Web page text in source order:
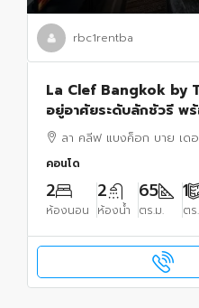
rbc1rentba
La Clef Bangkok by
อยู่อาศัยระดับลักชัวรี พ
เมตรจาก BTS ทองหล่อ
ลา คลีฟ แบงค็อก บาย เดอ
คอนโด
2
ห้องนอน
2
ห้องน้ำ
65
ตร.ม.
1
ตร